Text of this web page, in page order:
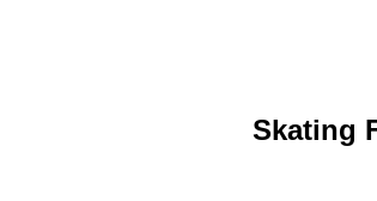
Skating